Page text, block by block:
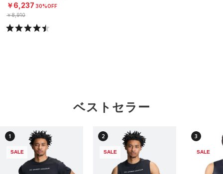
￥6,237 30%OFF
￥8,910
ベストセラー
1
SALE
2
SALE
3
SALE